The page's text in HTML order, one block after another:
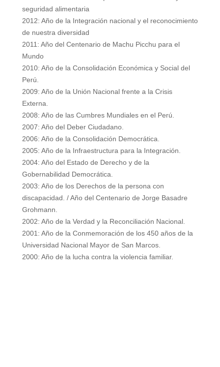
seguridad alimentaria
2012: Año de la Integración nacional y el reconocimiento
de nuestra diversidad
2011: Año del Centenario de Machu Picchu para el
Mundo
2010: Año de la Consolidación Económica y Social del
Perú.
2009: Año de la Unión Nacional frente a la Crisis
Externa.
2008: Año de las Cumbres Mundiales en el Perú.
2007: Año del Deber Ciudadano.
2006: Año de la Consolidación Democrática.
2005: Año de la Infraestructura para la Integración.
2004: Año del Estado de Derecho y de la
Gobernabilidad Democrática.
2003: Año de los Derechos de la persona con
discapacidad. / Año del Centenario de Jorge Basadre
Grohmann.
2002: Año de la Verdad y la Reconciliación Nacional.
2001: Año de la Conmemoración de los 450 años de la
Universidad Nacional Mayor de San Marcos.
2000: Año de la lucha contra la violencia familiar.